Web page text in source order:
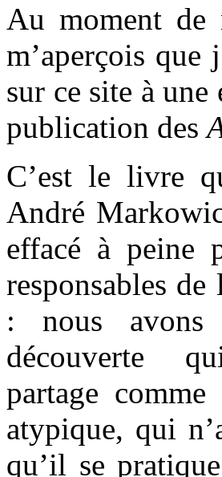
Au moment de
m’aperçois que
sur ce site à
publication des
C’est le livre
André
effacé à peine
responsables
: nous avons
découverte
partage
atypique, qui
qu’il se